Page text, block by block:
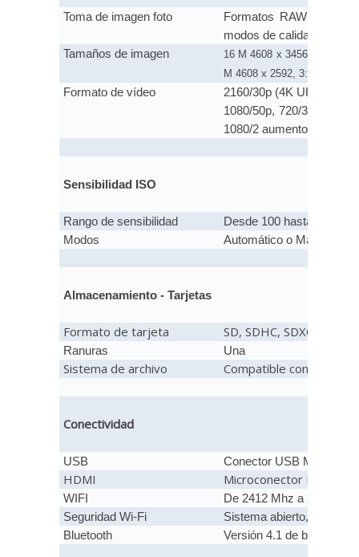
Toma de imagen foto
Formatos RAW y
modos de calidad de
Tamaños de imagen
16 M 4608 x 3456, 8 M
M 4608 x 2592, 3:2 14 M
Formato de vídeo
2160/30p (4K UHD),
1080/50p, 720/30p, 720/
1080/2 aumentos, HS
Sensibilidad ISO
Rango de sensibilidad
Desde 100 hasta 6.400
Modos
Automático o Manual
Almacenamiento - Tarjetas
Formato de tarjeta SD, SDHC, SDXC,
Ranuras Una
Sistema de archivo Compatible con DCF y
Conectividad
USB Conector USB Micro de
HDMI Microconector HDMI
WIFI
De 2412 Mhz a 2462
Seguridad Wi-Fi
Sistema abierto, WPA2-
Bluetooth
Versión 4.1 de bajo